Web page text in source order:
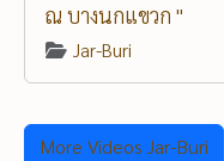
ณ บางนกแขวก "
Jar-Buri
More Videos Jar-Buri